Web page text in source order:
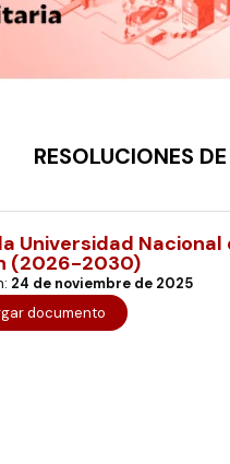
RESOLUCIONES
Universidad Nacional
(2026-2030)
24 de noviembre de 2025
documento